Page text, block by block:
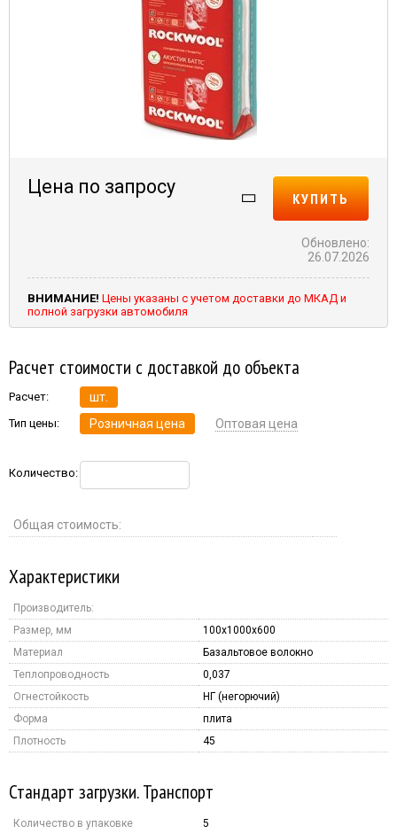
Цена по запросу
КУПИТЬ
Обновлено:
26.07.2026
ВНИМАНИЕ! Цены указаны с учетом доставки до МКАД и
полной загрузки автомобиля
Расчет стоимости с доставкой до объекта
Расчет: шт.
Тип цены: Розничная цена Оптовая цена
Количество:
Общая стоимость:
Характеристики
Производитель:
Размер, мм
100x1000x600
Материал
Базальтовое волокно
Теплопроводность
0,037
Огнестойкость
НГ (негорючий)
Форма
плита
Плотность
45
Стандарт загрузки. Транспорт
Количество в упаковке
5